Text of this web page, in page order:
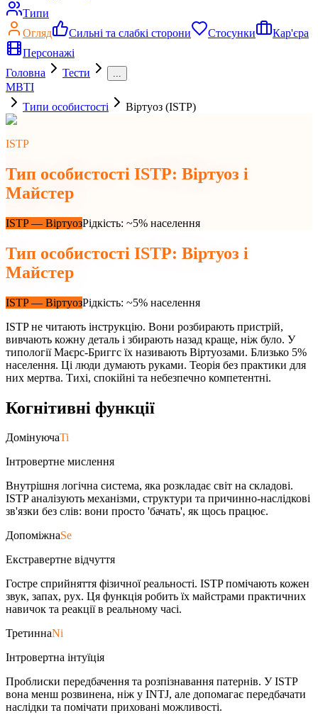
Типи
Огляд
Сильнi та слабкi сторони Стосунки
Кар'єра
Персонажi
Головна
Тести ...
MBTI
Типи особистостi
Віртуоз (ISTP)
ISTP
Тип особистості ISTP: Віртуоз і
Майстер
ISTP— ВіртуозРiдкiсть: ~5% населення
Тип особистості ISTP: Віртуоз і
Майстер
ISTP— ВіртуозРiдкiсть: ~5% населення
ISTP не читають інструкцію. Вони розбирають пристрій,
вивчають кожну деталь і збирають назад краще, ніж було. У
типології Маєрс-Бриггс їх називають Віртуозами. Близько 5%
населення. Ці люди думають руками. Теорія без практики для
них мертва. Тихі, спокійні та небезпечно компетентні.
Когнiтивнi функцiї
ДомінуючаTi
Інтровертне мислення
Внутрішня логічна система, яка розкладає світ на складові.
ISTP аналізують механізми, структури та причинно-наслідкові
зв'язки без слів: вони просто 'бачать', як щось працює.
ДопоміжнаSe
Екстравертне відчуття
Гостре сприйняття фізичної реальності. ISTP помічають кожен
звук, запах, рух. Ця функція робить їх майстрами практичних
навичок та реакції в реальному часі.
ТретиннаNi
Інтровертна інтуїція
Проблиски передбачення та розпізнавання патернів. У ISTP
вона менш розвинена, ніж у INTJ, але допомагає передбачати
наслідки та помічати приховані можливості.